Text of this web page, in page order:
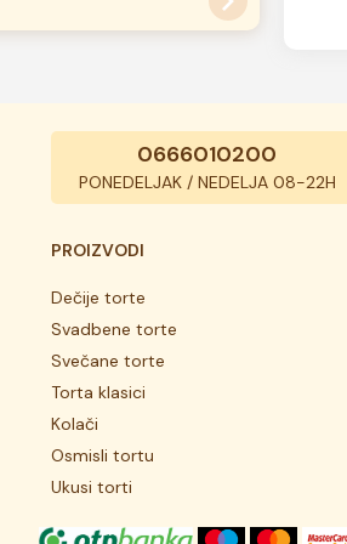
0666010200
PONEDELJAK / NEDELJA 08-22H
PROIZVODI
Dečije torte
Svadbene torte
Svečane torte
Torta klasici
Kolači
Osmisli tortu
Ukusi torti